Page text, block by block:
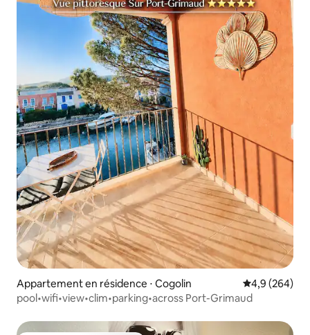
Appartement en résidence ⋅ Cogolin Évaluation
4,9 (264)
pool•wifi•view•clim•parking•across Port-Grimaud